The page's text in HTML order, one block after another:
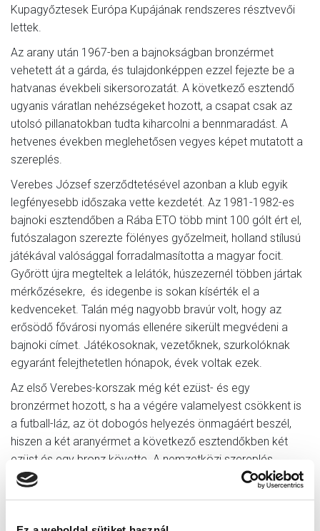
Kupagyőztesek Európa Kupájának rendszeres résztvevői
lettek.
Az arany után 1967-ben a bajnokságban bronzérmet
vehetett át a gárda, és tulajdonképpen ezzel fejezte be a
hatvanas évekbeli sikersorozatát. A következő esztendő
ugyanis váratlan nehézségeket hozott, a csapat csak az
utolsó pillanatokban tudta kiharcolni a bennmaradást. A
hetvenes években meglehetősen vegyes képet mutatott a
szereplés.
Verebes József szerződtetésével azonban a klub egyik
legfényesebb időszaka vette kezdetét. Az 1981-1982-es
bajnoki esztendőben a Rába ETO több mint 100 gólt ért el,
futószalagon szerezte fölényes győzelmeit, holland stílusú
játékával valósággal forradalmasította a magyar focit.
Győrött újra megteltek a lelátók, húszezernél többen jártak
mérkőzésekre, és idegenbe is sokan kísérték el a
kedvenceket. Talán még nagyobb bravúr volt, hogy az
erősödő fővárosi nyomás ellenére sikerült megvédeni a
bajnoki címet. Játékosoknak, vezetőknek, szurkolóknak
egyaránt felejthetetlen hónapok, évek voltak ezek.
Az első Verebes-korszak még két ezüst- és egy
bronzérmet hozott, s ha a végére valamelyest csökkent is
a futball-láz, az öt dobogós helyezés önmagáért beszél,
hiszen a két aranyérmet a következő esztendőkben két
ezüst és egy bronz követte. A nemzetközi szereplés
azonban elmaradt a várttól.
Nehéz esztendők következtek, aztán szinte közfelkiáltásra